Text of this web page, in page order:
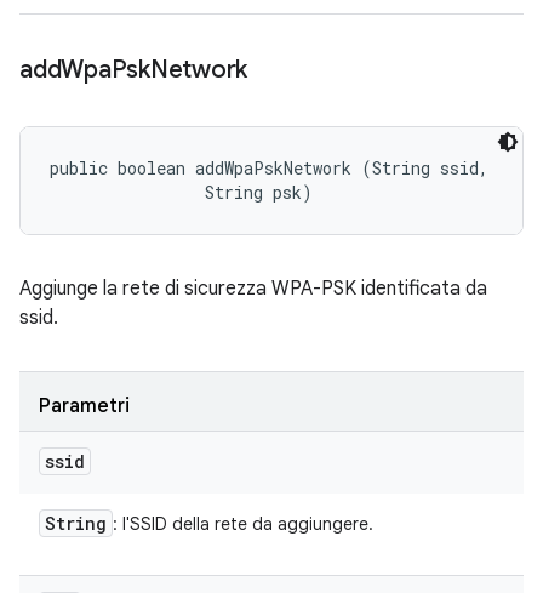
addWpaPskNetwork
public boolean addWpaPskNetwork (String ssid,
                String psk)
Aggiunge la rete di sicurezza WPA-PSK identificata da
ssid.
Parametri
ssid
String : l'SSID della rete da aggiungere.